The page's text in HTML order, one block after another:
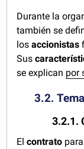
Durante la
también se
losaccionistas
Sus
se explican por
3.2.
3.2.1.
Elcontrato